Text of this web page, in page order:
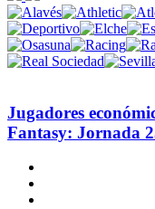
Jugadores
Fantasy: Jornada